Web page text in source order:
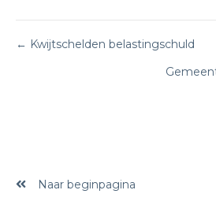
Posts
← Kwijtschelden belastingschuld
Naar beginpagina